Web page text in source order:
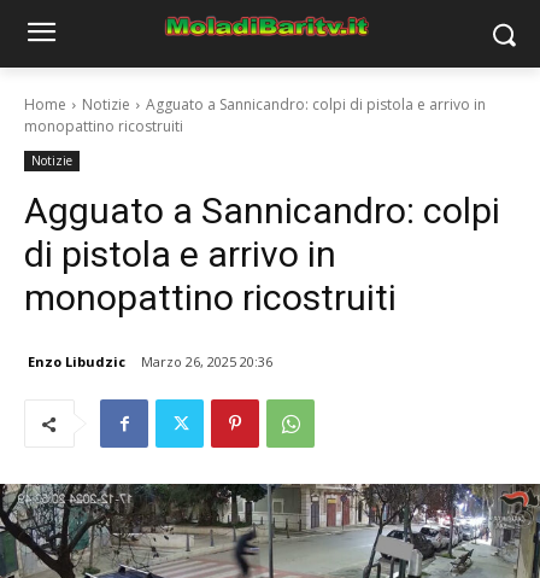
Home Notizie
Agguato a Sannicandro: colpi di pistola e arrivo in
monopattino ricostruiti
Notizie
Agguato a Sannicandro: colpi
di pistola e arrivo in
monopattino ricostruiti
Enzo Libudzic Marzo 26, 2025 20:36